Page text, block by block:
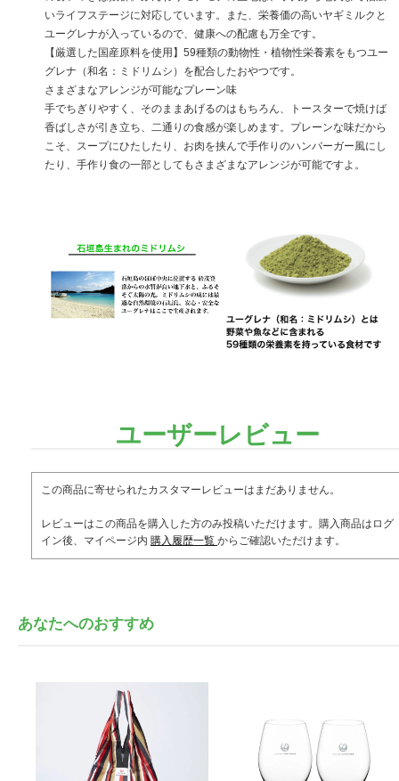
いライフステージに対応しています。また、栄養価の高いヤギミルクと
ユーグレナが入っているので、健康への配慮も万全です。
【厳選した国産原料を使用】59種類の動物性・植物性栄養素をもつユー
グレナ（和名：ミドリムシ）を配合したおやつです。
さまざまなアレンジが可能なプレーン味
手でちぎりやすく、そのままあげるのはもちろん、トースターで焼けば
香ばしさが引き立ち、二通りの食感が楽しめます。プレーンな味だから
こそ、スープにひたしたり、お肉を挟んで手作りのハンバーガー風にし
たり、手作り食の一部としてもさまざまなアレンジが可能ですよ。
ユーザーレビュー
この商品に寄せられたカスタマーレビューはまだありません。
レビューはこの商品を購入した方のみ投稿いただけます。購入商品はログ
イン後、マイページ内 購入履歴一覧 からご確認いただけます。
あなたへのおすすめ